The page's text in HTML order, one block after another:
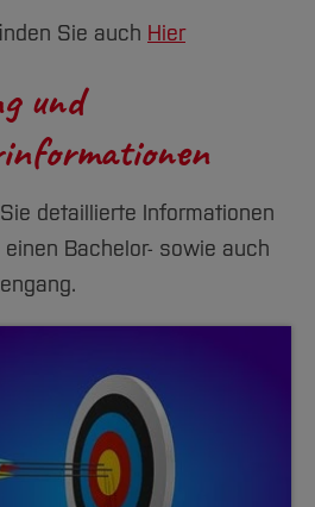
Hochschule
Sie auch Hier
und
detaillierte Informationen
Bachelor- sowie auch